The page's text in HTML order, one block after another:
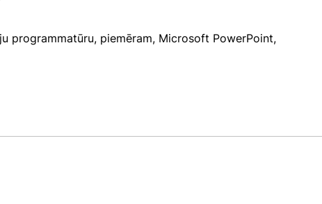
programmatūru, piemēram, Microsoft PowerPoint,